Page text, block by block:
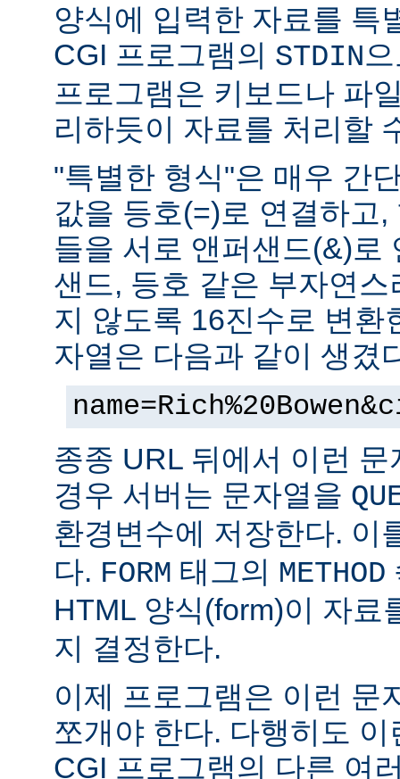
양식에 입력한 자료를 특
CGI 프로그램의 STDIN
프로그램은 키보드나 파
리하듯이 자료를 처리할
"특별한 형식"은 매우 간
값을 등호(=)로 연결하고
들을 서로 앤퍼샌드(&)로
샌드, 등호 같은 부자연
지 않도록 16진수로 변환
자열은 다음과 같이 생겼
종종 URL 뒤에서 이런
경우 서버는 문자열을
환경변수에 저장한다. 이
다. FORM 태그의 METHOD
HTML 양식(form)이 자료
지 결정한다.
이제 프로그램은 이런 문
쪼개야 한다. 다행히도
CGI 프로그램의 다른 여